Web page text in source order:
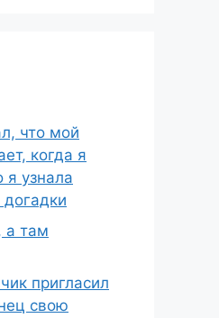
что мой
когда я
узнала
а там
пригласил
свою